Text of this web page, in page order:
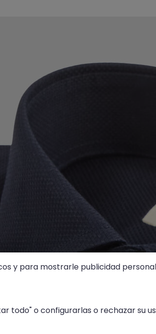
y para mostrarle publicidad
todo" o configurarlas o rechazar su